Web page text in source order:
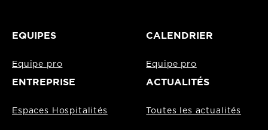
EQUIPES
Equipe pro
CALENDRIER
Equipe pro
ENTREPRISE
Espaces Hospitalités
ACTUALITÉS
Toutes les actualités